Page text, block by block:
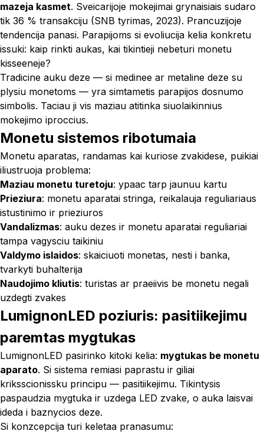
mazeja kasmet. Sveicarijoje mokejimai grynaisiais sudaro
tik 36 % transakciju (SNB tyrimas, 2023). Prancuzijoje
tendencija panasi. Parapijoms si evoliucija kelia konkretu
issuki: kaip rinkti aukas, kai tikintieji nebeturi monetu
kisseeneje?
Tradicine auku deze — si medinee ar metaline deze su
plysiu monetoms — yra simtametis parapijos dosnumo
simbolis. Taciau ji vis maziau atitinka siuolaikinnius
mokejimo iproccius.
Monetu sistemos ribotumaia
Monetu aparatas, randamas kai kuriose zvakidese, puikiai
iliustruoja problema:
Maziau monetu turetoju: ypaac tarp jaunuu kartu
Prieziura: monetu aparatai stringa, reikalauja reguliariaus
istustinimo ir prieziuros
Vandalizmas: auku dezes ir monetu aparatai reguliariai
tampa vagysciu taikiniu
Valdymo islaidos: skaiciuoti monetas, nesti i banka,
tvarkyti buhalterija
Naudojimo kliutis: turistas ar praeiivis be monetu negali
uzdegti zvakes
LumignonLED poziuris: pasitiikejimu
paremtas mygtukas
LumignonLED pasirinko kitoki kelia: mygtukas be monetu
aparato. Si sistema remiasi paprastu ir giliai
kriksscionissku principu — pasitiikejimu. Tikintysis
paspaudzia mygtuka ir uzdega LED zvake, o auka laisvai
ideda i baznycios deze.
Si konzcepcija turi keletaa pranasumu: